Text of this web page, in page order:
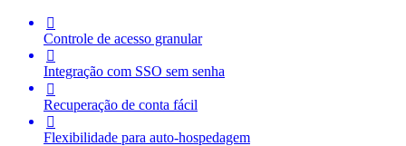

Controle de acesso granular

Integração com SSO sem senha

Recuperação de conta fácil

Flexibilidade para auto-hospedagem